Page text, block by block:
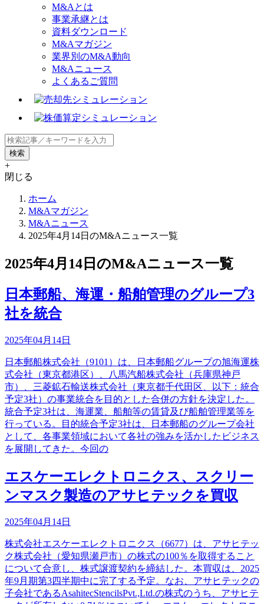
M&Aとは
事業承継とは
資料ダウンロード
M&Aマガジン
業界別のM&A動向
M&Aニュース
よくあるご質問
+
閉じる
ホーム
M&Aマガジン
M&Aニュース
2025年4月14日のM&Aニュース一覧
2025年4月14日のM&Aニュース一覧
日本郵船、海運・船舶管理のグループ3
社を統合
2025年04月14日
日本郵船株式会社（9101）は、日本郵船グループの旭海運株
式会社（東京都港区）、八馬汽船株式会社（兵庫県神戸
市）、三菱鉱石輸送株式会社（東京都千代田区、以下：統合
予定3社）の事業統合を目的とした合併の方針を決定した。
統合予定3社は、海運業、船舶等の賃貸及び船舶管理業等を
行っている。目的統合予定3社は、日本郵船のグループ会社
として、各事業領域において各社の強みを活かしたビジネス
を展開してきた。今回の
エスケーエレクトロニクス、スクリー
ンマスク製造のアサヒテックを買収
2025年04月14日
株式会社エスケーエレクトロニクス（6677）は、アサヒテッ
ク株式会社（愛知県瀬戸市）の株式の100％を取得すること
について合意し、株式譲渡契約を締結した。本買収は、2025
年9月期第3四半期中に完了する予定。なお、アサヒテックの
子会社であるAsahitecStencilsPvt.,Ltd.の株式のうち、アサヒテ